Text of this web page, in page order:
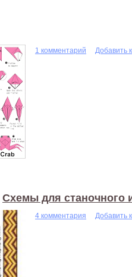
1 комментарий Добавить
Схемы для станочного
4 комментария Добавить